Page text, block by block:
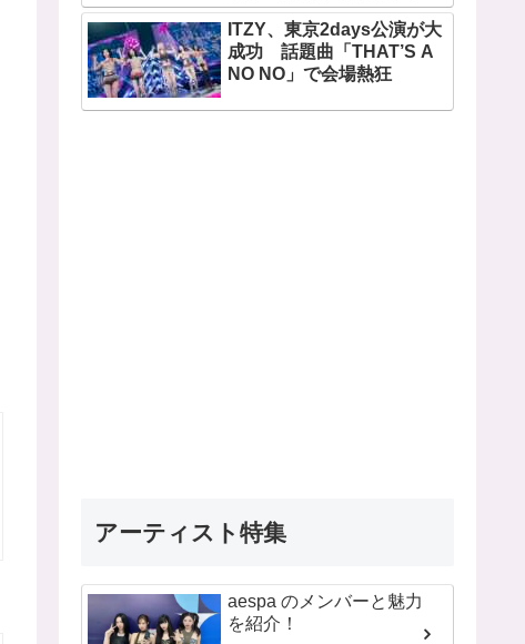
曲「BOOMPALA」MVも公
開
ITZY、東京2days公演が大
成功 話題曲「THAT’S A
NO NO」で会場熱狂
アーティスト特集
aespa のメンバーと魅力
を紹介！